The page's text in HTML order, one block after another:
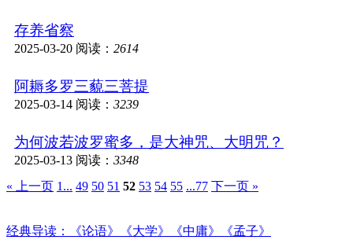
存养省察
2025-03-20 阅读： 2614
阿耨多罗三藐三菩提
2025-03-14 阅读： 3239
为何波若波罗蜜多，是大神咒、大明咒？
2025-03-13 阅读： 3348
« 上一页 1... 49 50 51 52 53 54 55 ...77 下一页 »
经典导读：《论语》《大学》《中庸》《孟子》